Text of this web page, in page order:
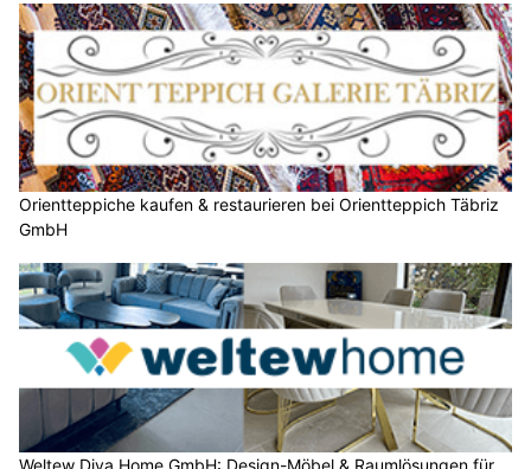
Orientteppiche kaufen & restaurieren bei Orientteppich Täbriz
GmbH
Weltew Diva Home GmbH: Design-Möbel & Raumlösungen für